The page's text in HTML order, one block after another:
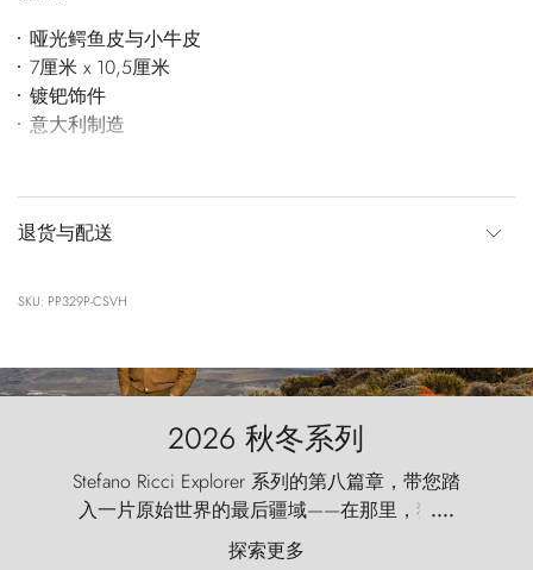
哑光鳄鱼皮与小牛皮
7厘米 x 10,5厘米
镀钯饰件
意大利制造
退货与配送
SKU: PP329P-CSVH
2026 秋冬系列
Stefano Ricci Explorer 系列的第八篇章，带您踏
入一片原始世界的最后疆域——在那里，狂风
以远古的怒号雕琢着自然，而百内塔（Torres
....
探索更多